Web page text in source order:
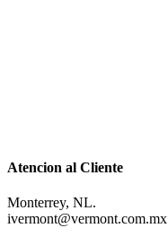
Atencion al Cliente
Monterrey, NL.
ivermont@vermont.com.mx